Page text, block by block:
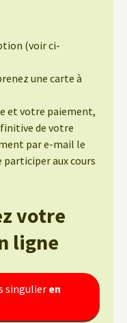
(voir ci-
une carte à
et votre paiement,
de votre
par e-mail le
aux cours
votre
ligne
singulier en